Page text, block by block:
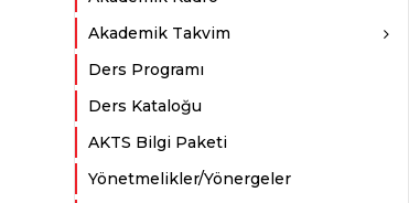
Akademik Takvim
Ders Programı
Ders Kataloğu
AKTS Bilgi Paketi
Yönetmelikler/Yönergeler